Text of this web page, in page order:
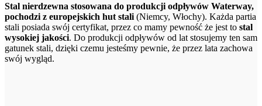
Stal nierdzewna stosowana do produkcji odpływów Waterway,
pochodzi z europejskich hut stali (Niemcy, Włochy). Każda partia
stali posiada swój certyfikat, przez co mamy pewność że jest to stal
wysokiej jakości. Do produkcji odpływów od lat stosujemy ten sam
gatunek stali, dzięki czemu jesteśmy pewnie, że przez lata zachowa
swój wygląd.